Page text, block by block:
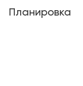
Планировка